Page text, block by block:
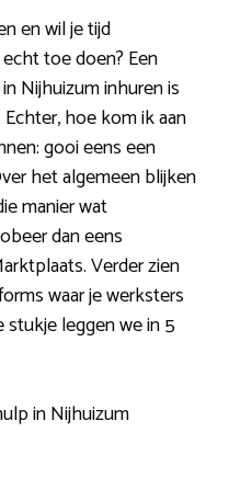
en wil je tijd
toe doen? Een
Nijhuizum inhuren is
hoe kom ik aan
gooi eens een
het algemeen blijken
manier wat
dan eens
Verder zien
waar je werksters
leggen we in 5
in Nijhuizum